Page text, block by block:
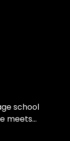
school
meets
change the